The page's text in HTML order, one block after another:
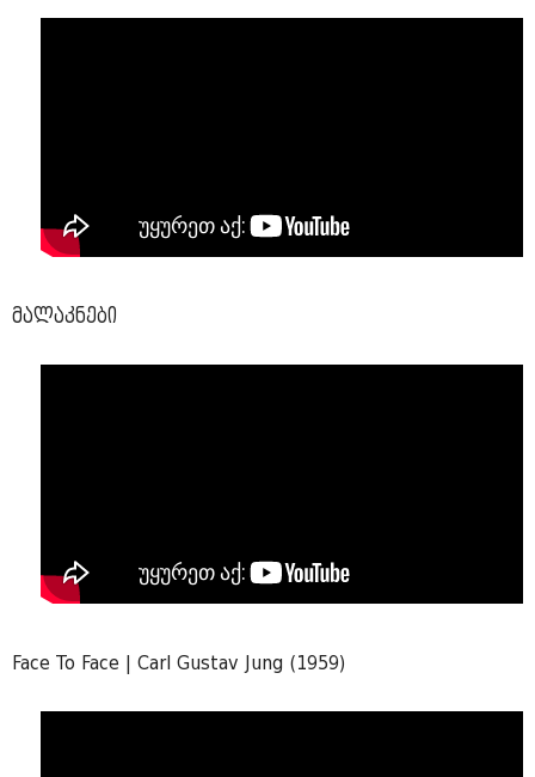
მალაკნები
Face To Face | Carl Gustav Jung (1959)